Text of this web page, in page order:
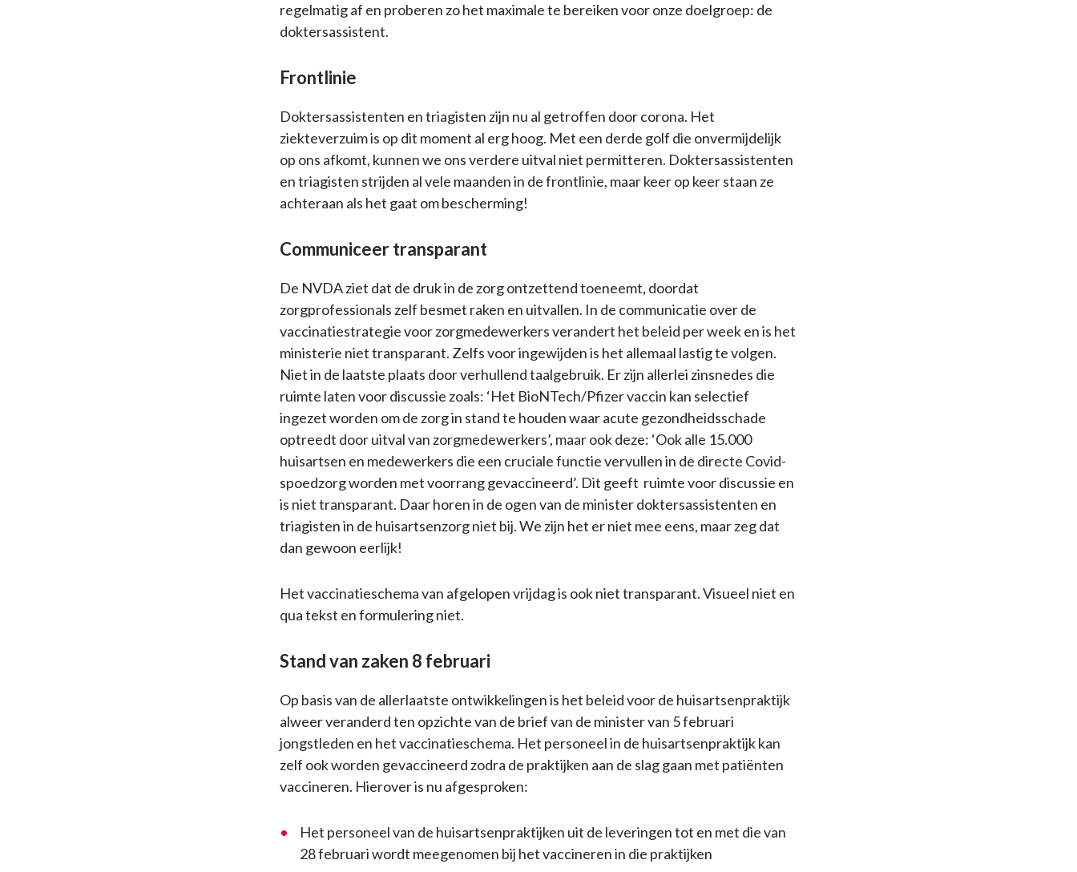
regelmatig af en proberen zo het maximale te bereiken voor onze doelgroep: de
doktersassistent.
Frontlinie
Doktersassistenten en triagisten zijn nu al getroffen door corona. Het
ziekteverzuim is op dit moment al erg hoog. Met een derde golf die onvermijdelijk
op ons afkomt, kunnen we ons verdere uitval niet permitteren. Doktersassistenten
en triagisten strijden al vele maanden in de frontlinie, maar keer op keer staan ze
achteraan als het gaat om bescherming!
Communiceer transparant
De NVDA ziet dat de druk in de zorg ontzettend toeneemt, doordat
zorgprofessionals zelf besmet raken en uitvallen. In de communicatie over de
vaccinatiestrategie voor zorgmedewerkers verandert het beleid per week en is het
ministerie niet transparant. Zelfs voor ingewijden is het allemaal lastig te volgen.
Niet in de laatste plaats door verhullend taalgebruik. Er zijn allerlei zinsnedes die
ruimte laten voor discussie zoals: ‘Het BioNTech/Pfizer vaccin kan selectief
ingezet worden om de zorg in stand te houden waar acute gezondheidsschade
optreedt door uitval van zorgmedewerkers’, maar ook deze: ‘Ook alle 15.000
huisartsen en medewerkers die een cruciale functie vervullen in de directe Covid-
spoedzorg worden met voorrang gevaccineerd’. Dit geeft ruimte voor discussie en
is niet transparant. Daar horen in de ogen van de minister doktersassistenten en
triagisten in de huisartsenzorg niet bij. We zijn het er niet mee eens, maar zeg dat
dan gewoon eerlijk!
Het vaccinatieschema van afgelopen vrijdag is ook niet transparant. Visueel niet en
qua tekst en formulering niet.
Stand van zaken 8 februari
Op basis van de allerlaatste ontwikkelingen is het beleid voor de huisartsenpraktijk
alweer veranderd ten opzichte van de brief van de minister van 5 februari
jongstleden en het vaccinatieschema. Het personeel in de huisartsenpraktijk kan
zelf ook worden gevaccineerd zodra de praktijken aan de slag gaan met patiënten
vaccineren. Hierover is nu afgesproken:
Het personeel van de huisartsenpraktijken uit de leveringen tot en met die van
28 februari wordt meegenomen bij het vaccineren in die praktijken